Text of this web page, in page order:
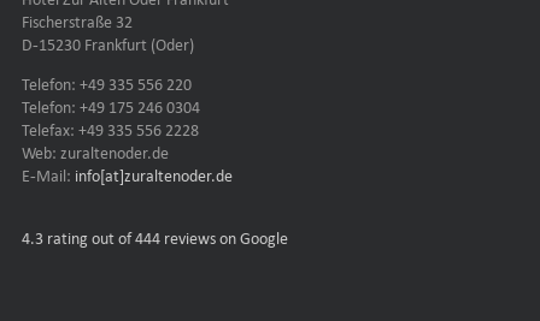
Fischerstraße 32
D-15230 Frankfurt (Oder)
Telefon: +49 335 556 220
Telefon: +49 175 246 0304
Telefax: +49 335 556 2228
Web: zuraltenoder.de
E-Mail: info[at]zuraltenoder.de
4.3 rating out of 444 reviews on Google